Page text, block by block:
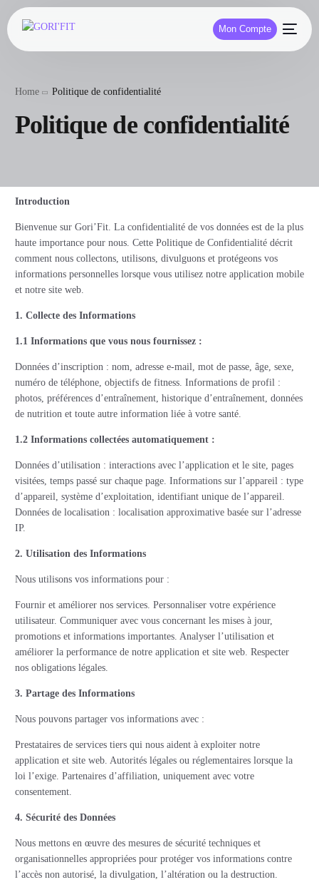
Mon Compte
Home Politique de confidentialité
Politique de confidentialité
Introduction
Bienvenue sur Gori’Fit. La confidentialité de vos données est de la plus
haute importance pour nous. Cette Politique de Confidentialité décrit
comment nous collectons, utilisons, divulguons et protégeons vos
informations personnelles lorsque vous utilisez notre application mobile
et notre site web.
1. Collecte des Informations
1.1 Informations que vous nous fournissez :
Données d’inscription : nom, adresse e-mail, mot de passe, âge, sexe,
numéro de téléphone, objectifs de fitness. Informations de profil :
photos, préférences d’entraînement, historique d’entraînement, données
de nutrition et toute autre information liée à votre santé.
1.2 Informations collectées automatiquement :
Données d’utilisation : interactions avec l’application et le site, pages
visitées, temps passé sur chaque page. Informations sur l’appareil : type
d’appareil, système d’exploitation, identifiant unique de l’appareil.
Données de localisation : localisation approximative basée sur l’adresse
IP.
2. Utilisation des Informations
Nous utilisons vos informations pour :
Fournir et améliorer nos services. Personnaliser votre expérience
utilisateur. Communiquer avec vous concernant les mises à jour,
promotions et informations importantes. Analyser l’utilisation et
améliorer la performance de notre application et site web. Respecter
nos obligations légales.
3. Partage des Informations
Nous pouvons partager vos informations avec :
Prestataires de services tiers qui nous aident à exploiter notre
application et site web. Autorités légales ou réglementaires lorsque la
loi l’exige. Partenaires d’affiliation, uniquement avec votre
consentement.
4. Sécurité des Données
Nous mettons en œuvre des mesures de sécurité techniques et
organisationnelles appropriées pour protéger vos informations contre
l’accès non autorisé, la divulgation, l’altération ou la destruction.